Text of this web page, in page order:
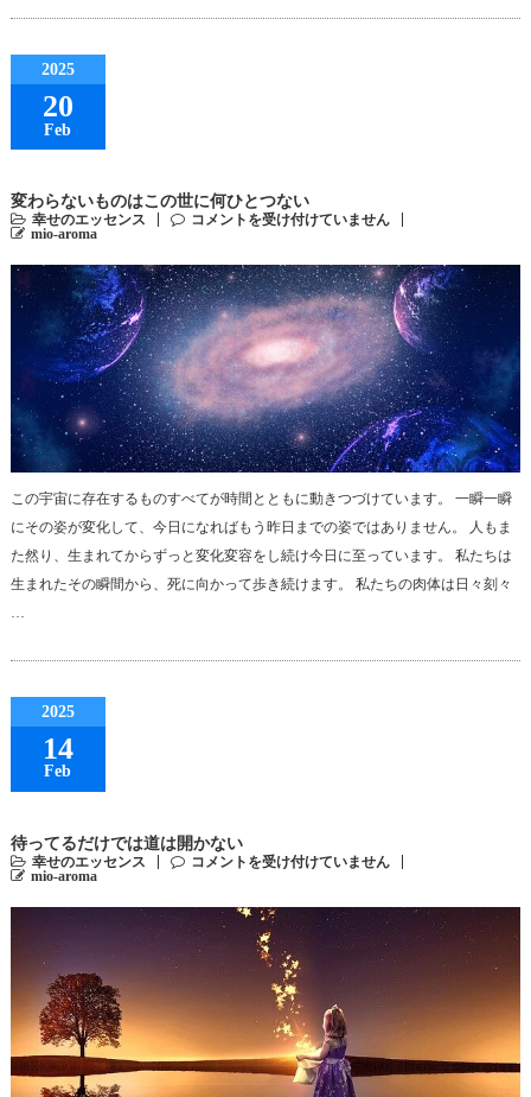
2025
20
Feb
変わらないものはこの世に何ひとつない
幸せのエッセンス
コメントを受け付けていません
mio-aroma
この宇宙に存在するものすべてが時間とともに動きつづけています。 一瞬一瞬
にその姿が変化して、今日になればもう昨日までの姿ではありません。 人もま
た然り、生まれてからずっと変化変容をし続け今日に至っています。 私たちは
生まれたその瞬間から、死に向かって歩き続けます。 私たちの肉体は日々刻々
…
2025
14
Feb
待ってるだけでは道は開かない
幸せのエッセンス
コメントを受け付けていません
mio-aroma